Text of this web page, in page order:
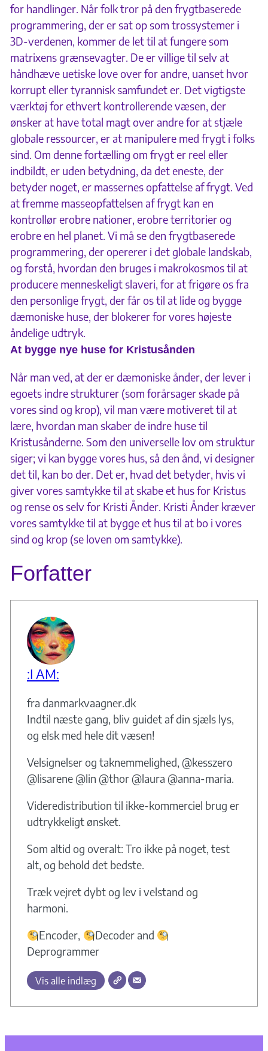
for handlinger. Når folk tror på den frygtbaserede
programmering, der er sat op som trossystemer i
3D-verdenen, kommer de let til at fungere som
matrixens grænsevagter. De er villige til selv at
håndhæve uetiske love over for andre, uanset hvor
korrupt eller tyrannisk samfundet er. Det vigtigste
værktøj for ethvert kontrollerende væsen, der
ønsker at have total magt over andre for at stjæle
globale ressourcer, er at manipulere med frygt i folks
sind. Om denne fortælling om frygt er reel eller
indbildt, er uden betydning, da det eneste, der
betyder noget, er massernes opfattelse af frygt. Ved
at fremme masseopfattelsen af frygt kan en
kontrollør erobre nationer, erobre territorier og
erobre en hel planet. Vi må se den frygtbaserede
programmering, der opererer i det globale landskab,
og forstå, hvordan den bruges i makrokosmos til at
producere menneskeligt slaveri, for at frigøre os fra
den personlige frygt, der får os til at lide og bygge
dæmoniske huse, der blokerer for vores højeste
åndelige udtryk.
At bygge nye huse for Kristusånden
Når man ved, at der er dæmoniske ånder, der lever i
egoets indre strukturer (som forårsager skade på
vores sind og krop), vil man være motiveret til at
lære, hvordan man skaber de indre huse til
Kristusånderne. Som den universelle lov om struktur
siger; vi kan bygge vores hus, så den ånd, vi designer
det til, kan bo der. Det er, hvad det betyder, hvis vi
giver vores samtykke til at skabe et hus for Kristus
og rense os selv for Kristi Ånder. Kristi Ånder kræver
vores samtykke til at bygge et hus til at bo i vores
sind og krop (se loven om samtykke).
Forfatter
:I AM:
fra danmarkvaagner.dk
Indtil næste gang, bliv guidet af din sjæls lys,
og elsk med hele dit væsen!
Velsignelser og taknemmelighed, @kesszero
@lisarene @lin @thor @laura @anna-maria.
Videredistribution til ikke-kommerciel brug er
udtrykkeligt ønsket.
Som altid og overalt: Tro ikke på noget, test
alt, og behold det bedste.
Træk vejret dybt og lev i velstand og
harmoni.
Encoder,
Decoder and
Deprogrammer
Vis alle indlæg